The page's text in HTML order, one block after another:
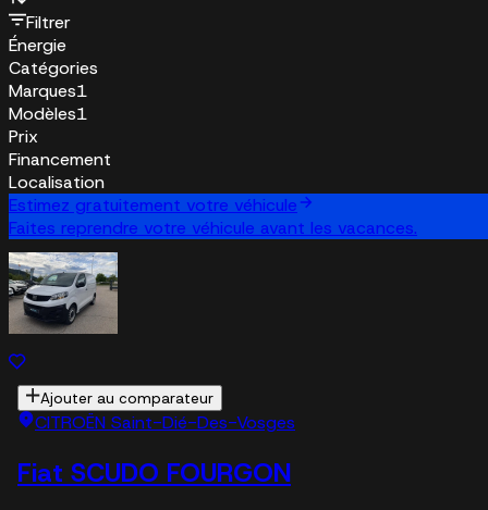
Filtrer
Énergie
Catégories
Marques1
Modèles1
Prix
Financement
Localisation
Estimez gratuitement votre véhicule
Faites reprendre votre véhicule avant les vacances.
Ajouter au comparateur
CITROËN Saint-Dié-Des-Vosges
Fiat SCUDO FOURGON